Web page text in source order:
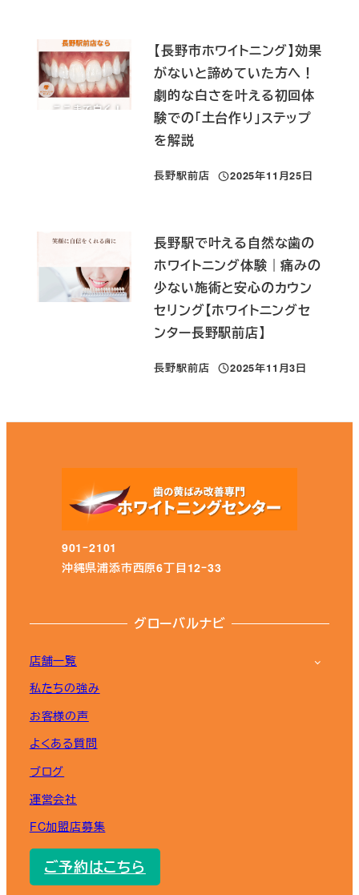
【長野市ホワイトニング】効果
がないと諦めていた方へ！
劇的な白さを叶える初回体
験での「土台作り」ステップ
を解説
長野駅前店
投稿日
2025年11月25日
長野駅で叶える自然な歯の
ホワイトニング体験｜痛みの
少ない施術と安心のカウン
セリング【ホワイトニングセ
ンター長野駅前店】
長野駅前店
投稿日
2025年11月3日
901ｰ2101
沖縄県浦添市西原6丁目12ｰ33
グローバルナビ
店舗一覧
私たちの強み
お客様の声
よくある質問
ブログ
運営会社
FC加盟店募集
ご予約はこちら